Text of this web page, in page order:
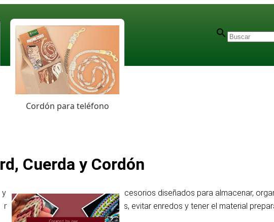
Cordón para teléfono
Cuerda y Cordón
otros materiales flexibles son accesorios diseñados para almacenar,
los cordones ordenados, evitar enredos y tener el material